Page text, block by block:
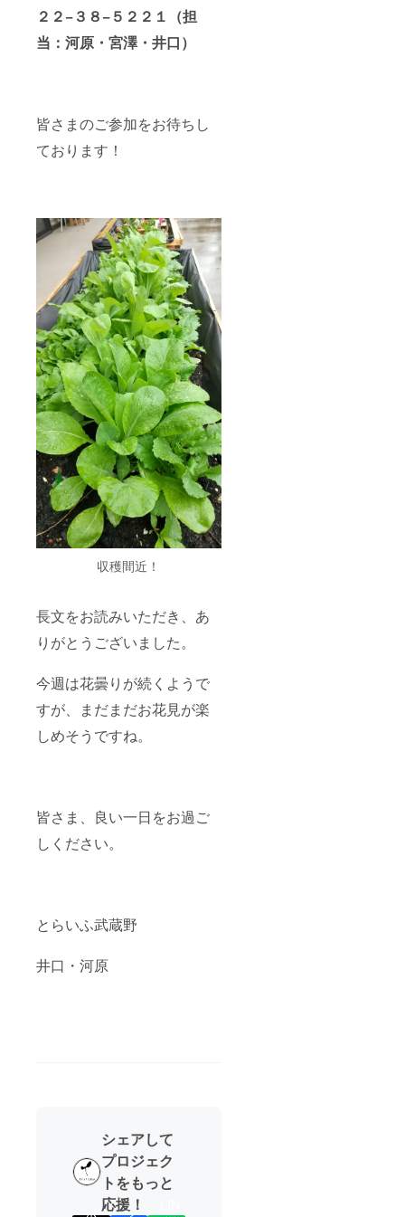
２２−３８−５２２１（担
当：河原・宮澤・井口）
皆さまのご参加をお待ちし
ております！
収穫間近！
長文をお読みいただき、あ
りがとうございました。
今週は花曇りが続くようで
すが、まだまだお花見が楽
しめそうですね。
皆さま、良い一日をお過ご
しください。
とらいふ武蔵野
井口・河原
シェアして
プロジェク
トをもっと
応援！
ポ
シ